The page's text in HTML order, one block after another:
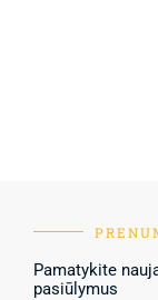
Pamatykite
pasiūlymus